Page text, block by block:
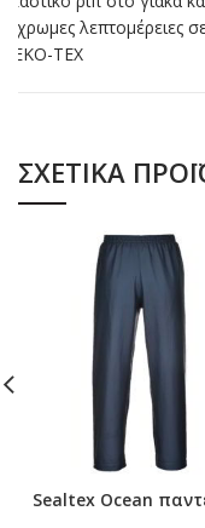
Δίχρωμες λεπτομέρειες
OEKO-TEX
ΣΧΕΤΙΚΆ
Sealtex Ocean